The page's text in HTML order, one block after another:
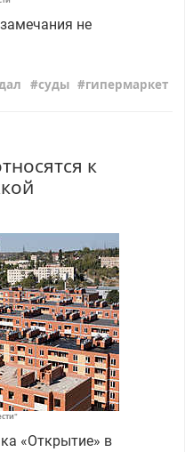
не
суды гипермаркет
к
«Открытие» в